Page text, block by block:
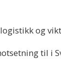
og
til i